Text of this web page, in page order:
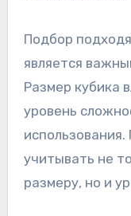
Подбор
является
Размер кубика
уровень
учитывать не
размеру, но и